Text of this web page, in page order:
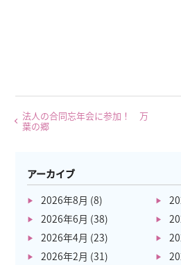
法人の合同忘年会に参加！ 万
葉の郷
アーカイブ
2026年8月 (8)
2026年6月 (38)
2026年4月 (23)
2026年2月 (31)